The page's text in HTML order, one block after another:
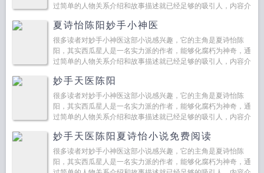
过简单的人物关系介绍和故事描述就已经足够的吸引人，内容介
夏诗怡陈阳妙手小神医
很多读者对妙手小神医这部小说感兴趣，它的主角是夏诗怡陈
阳，其实西瓜星人是一名实力派的作者，能够化腐朽为神奇，通
过简单的人物关系介绍和故事描述就已经足够的吸引人，内容介
妙手天医陈阳
很多读者对妙手小神医这部小说感兴趣，它的主角是夏诗怡陈
阳，其实西瓜星人是一名实力派的作者，能够化腐朽为神奇，通
过简单的人物关系介绍和故事描述就已经足够的吸引人，内容介
妙手天医陈阳夏诗怡小说免费阅读
很多读者对妙手小神医这部小说感兴趣，它的主角是夏诗怡陈
阳，其实西瓜星人是一名实力派的作者，能够化腐朽为神奇，通